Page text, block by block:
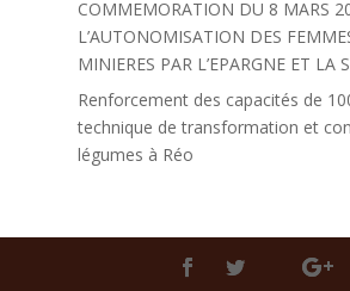
COMMEMORATION DU 8 MARS
L’AUTONOMISATION DES
MINIERES PAR L’EPARGNE ET LA
Renforcement des capacités de
technique de transformation et
légumes à Réo